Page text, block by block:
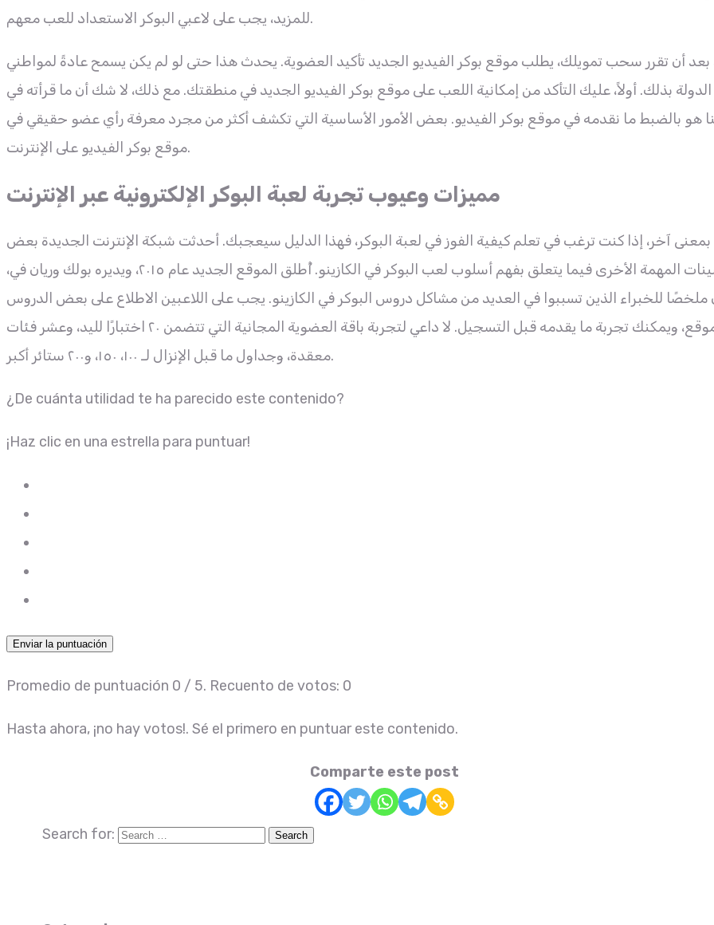
للمزيد، يجب على لاعبي البوكر الاستعداد للعب معهم.
بعد أن تقرر سحب تمويلك، يطلب موقع بوكر الفيديو الجديد تأكيد العضوية. يحدث هذا حتى لو لم يكن يسمح عادةً لمواطني
الدولة بذلك. أولاً، عليك التأكد من إمكانية اللعب على موقع بوكر الفيديو الجديد في منطقتك. مع ذلك، لا شك أن ما قرأته في
هو بالضبط ما نقدمه في موقع بوكر الفيديو. بعض الأمور الأساسية التي تكشف أكثر من مجرد معرفة رأي عضو حقيقي في
موقع بوكر الفيديو على الإنترنت.
مميزات وعيوب تجربة لعبة البوكر الإلكترونية عبر الإنترنت
بمعنى آخر، إذا كنت ترغب في تعلم كيفية الفوز في لعبة البوكر، فهذا الدليل سيعجبك. أحدثت شبكة الإنترنت الجديدة بعض
التحسينات المهمة الأخرى فيما يتعلق بفهم أسلوب لعب البوكر في الكازينو. أُطلق الموقع الجديد عام ٢٠١٥، ويديره بولك وريان في،
ملخصًا للخبراء الذين تسببوا في العديد من مشاكل دروس البوكر في الكازينو. يجب على اللاعبين الاطلاع على بعض الدروس
لكل موقع، ويمكنك تجربة ما يقدمه قبل التسجيل. لا داعي لتجربة باقة العضوية المجانية التي تتضمن ٢٠ اختبارًا لليد، وعشر فئات
معقدة، وجداول ما قبل الإنزال لـ ١٠٠، ١٥٠، و٢٠٠ ستائر أكبر.
¿De cuánta utilidad te ha parecido este contenido?
¡Haz clic en una estrella para puntuar!
Enviar la puntuación
Promedio de puntuación 0 / 5. Recuento de votos: 0
Hasta ahora, ¡no hay votos!. Sé el primero en puntuar este contenido.
Comparte este post
Search for: